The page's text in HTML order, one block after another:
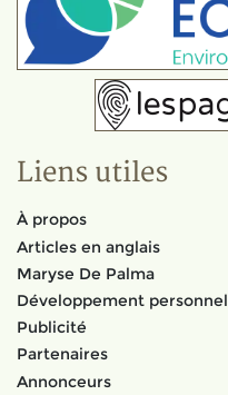
Liens utiles
À propos
Articles en anglais
Maryse De Palma
Développement personnel
Publicité
Partenaires
Annonceurs